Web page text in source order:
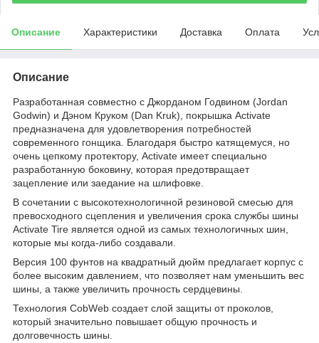
Описание Характеристики Доставка Оплата
Описание
Разработанная совместно с Джорданом Годвином (Jordan
Godwin) и Дэном Круком (Dan Kruk), покрышка Activate
предназначена для удовлетворения потребностей
современного гонщика. Благодаря быстро катящемуся, но
очень цепкому протектору, Activate имеет специально
разработанную боковину, которая предотвращает
зацепление или заедание на шлифовке.
В сочетании с высокотехнологичной резиновой смесью для
превосходного сцепления и увеличения срока службы шины
Activate Tire является одной из самых технологичных шин,
которые мы когда-либо создавали.
Версия 100 фунтов на квадратный дюйм предлагает корпус с
более высоким давлением, что позволяет нам уменьшить вес
шины, а также увеличить прочность сердцевины.
Технология CobWeb создает слой защиты от проколов,
который значительно повышает общую прочность и
долговечность шины.